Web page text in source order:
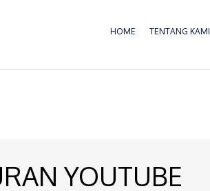
HOME TENTANG KAMI
YOUTUBE